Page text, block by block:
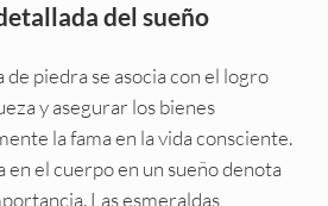
del sueño
piedra se asocia con el logro
y asegurar los bienes
la fama en la vida consciente.
en el cuerpo en un sueño denota
Las esmeraldas